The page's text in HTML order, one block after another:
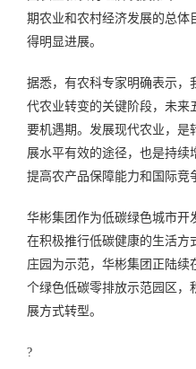
期农业和农村经济发展的总体
得明显进展。
据悉，有农科专家明确表示，
代农业转变的关键阶段，未来
要机遇期。发展现代农业，是
展水平有效的途径，也是持续
提高农产品保障能力和国际竞
华彬集团作为低碳绿色城市开
在积极推行低碳健康的生活方
庄园为示范，华彬集团正陆续
个绿色低碳零排放示范园区，
展方式转型。
?